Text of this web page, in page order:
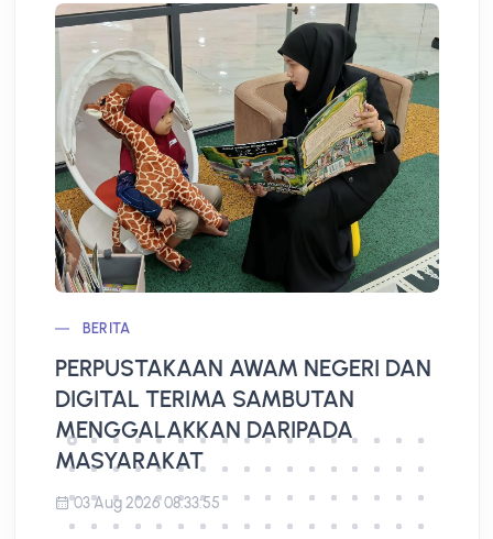
BERITA
PERPUSTAKAAN AWAM NEGERI DAN
DIGITAL TERIMA SAMBUTAN
MENGGALAKKAN DARIPADA
MASYARAKAT
03 Aug 2026 08:33:55